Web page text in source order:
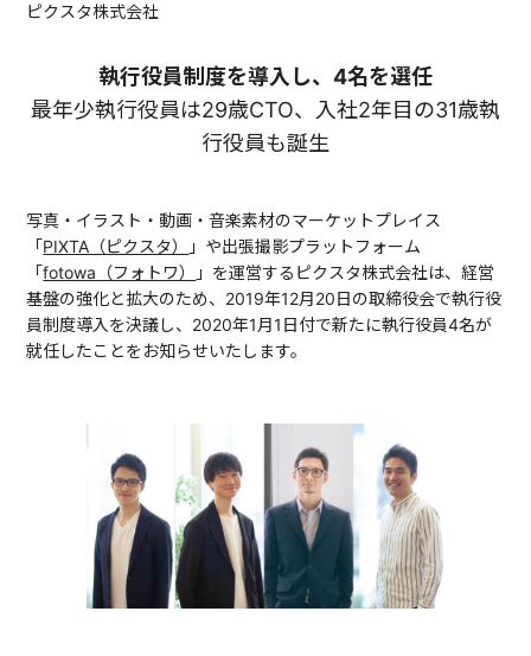
ピクスタ株式会社
執行役員制度を導入し、4名を選任
最年少執行役員は29歳CTO、入社2年目の31歳執
行役員も誕生
写真・イラスト・動画・音楽素材のマーケットプレイス
「PIXTA（ピクスタ）
」や出張撮影プラットフォーム
「fotowa（フォトワ）
」を運営するピクスタ株式会社は、経営
基盤の強化と拡大のため、2019年12月20日の取締役会で執行役
員制度導入を決議し、2020年1月1日付で新たに執行役員4名が
就任したことをお知らせいたします。